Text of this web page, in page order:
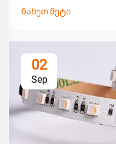
Ნახეთ მეტი
02
Sep